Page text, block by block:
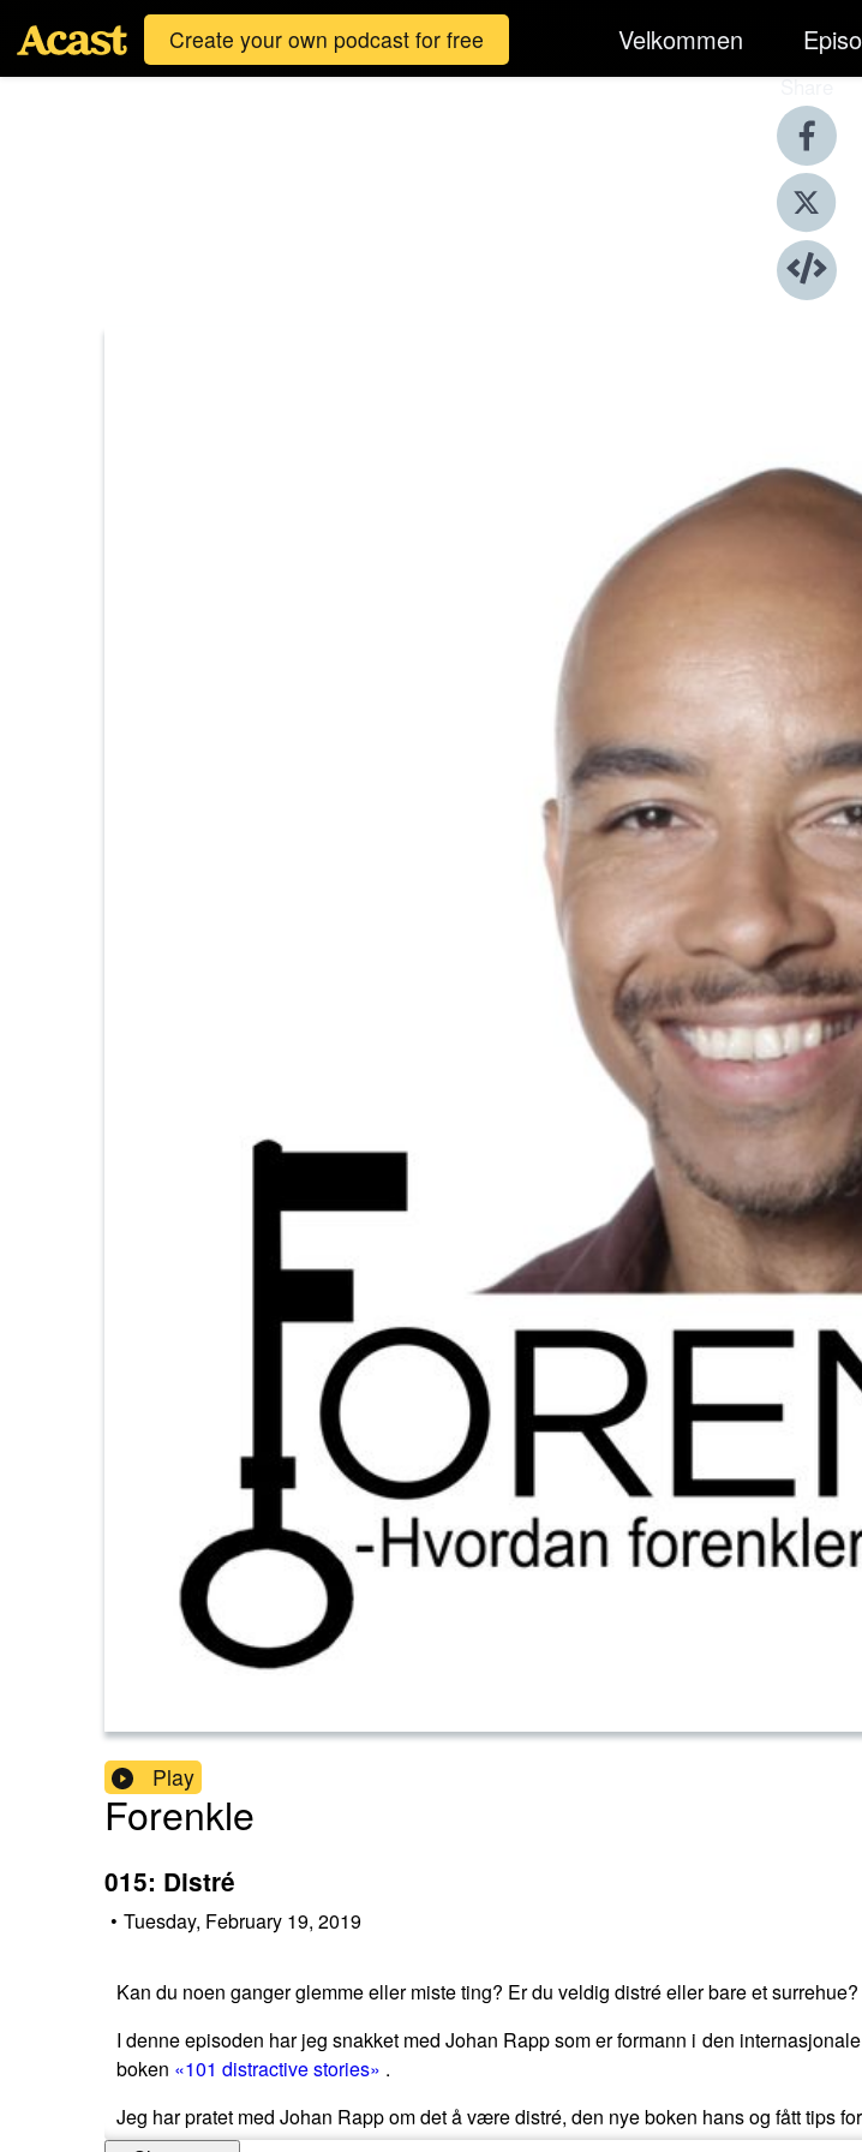
Create your own podcast for free Velkommen
Share
Play
Forenkle
015: Distré
• Tuesday, February 19, 2019
Kan du noen ganger glemme eller miste ting? Er du veldig distré eller bare et
I denne episoden har jeg snakket med Johan Rapp som er formann i den
boken «101 distractive stories» .
Jeg har pratet med Johan Rapp om det å være distré, den nye boken hans og fått tips